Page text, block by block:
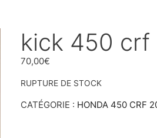
kick 450 crf
70,00€
RUPTURE DE STOCK
CATÉGORIE : HONDA 450 CRF